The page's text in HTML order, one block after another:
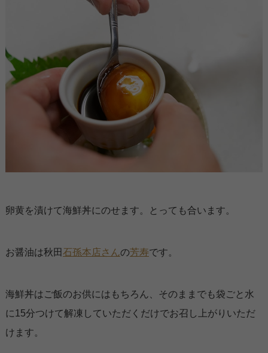
卵黄を漬けて海鮮丼にのせます。とっても合います。
お醤油は秋田石孫本店さんの芳寿です。
海鮮丼はご飯のお供にはもちろん、そのままでも袋ごと水
に15分つけて解凍していただくだけでお召し上がりいただ
けます。